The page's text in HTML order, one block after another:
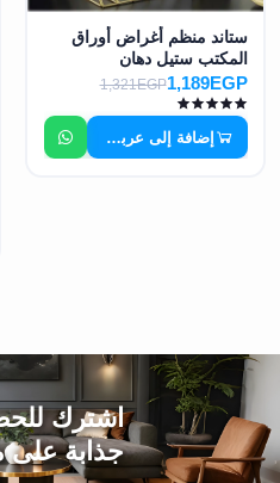
ستاند منظم أغراض أوراق
المكتب ستيل دهان
إلكتروستاتيك عالي الجودة -
MS-8807
1,189EGP
1,321EGP
إضافة إلى عربة التسوق
اشترك
جذابة على